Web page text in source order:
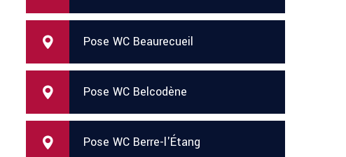
Pose WC Beaurecueil
Pose WC Belcodène
Pose WC Berre-l'Étang